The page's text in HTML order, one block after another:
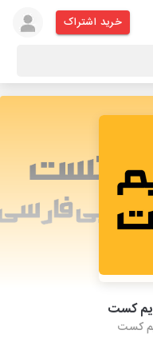
خرید اشتراک
کست
کست